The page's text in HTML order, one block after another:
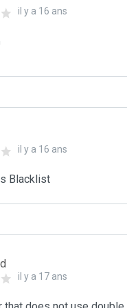
il y a 16 ans
il y a 16 ans
Blacklist
il y a 17 ans